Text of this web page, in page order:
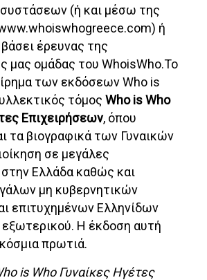
(ή και μέσω της
ή
έρευνας της
μας ομάδας του WhoisWho.To
των εκδόσεων Who is
τόμοςWho is Who
Επιχειρήσεων, όπου
τα βιογραφικά των Γυναικών
σε μεγάλες
στην Ελλάδα καθώς και
μη κυβερνητικών
επιτυχημένων Ελληνίδων
εξωτερικού. Η έκδοση αυτή
πρωτιά.
is Who Γυναίκες Ηγέτες